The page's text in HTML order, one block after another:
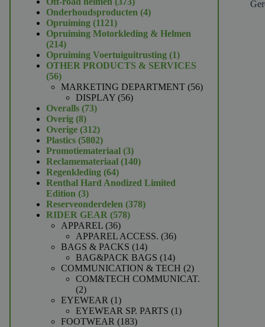
producten
Onderhoudsproducten 44
Opruiming 11211121
producten
Opruiming Motorkleding & Helmen
214214
producten
Opruiming Voertuiguitrusting 11
product
OTHER PRODUCTS & SERVICES
5656
producten
MARKETING DEPARTMENT 5656
DISPLAY 5656
Overalls 7373
Overig 88
producten
Overige 312312
producten
Plastics 58025802
producten
Promotiemateriaal 33
producten
Reclamemateriaal 140140
Regenkleding 6464
producten
Renthal Hard Anodized Limited
Edition 33
producten
Reserveonderdelen 378378
RIDER GEAR 578578
APPAREL 3636
producten
APPAREL ACCESS. 3636
BAGS & PACKS 1414
producten
BAG&PACK BAGS 1414
producten
COMMUNICATION & TECH 22
producten
COM&TECH COMMUNICAT.
22
producten
EYEWEAR 11
product
EYEWEAR SP. PARTS 11
FOOTWEAR 183183